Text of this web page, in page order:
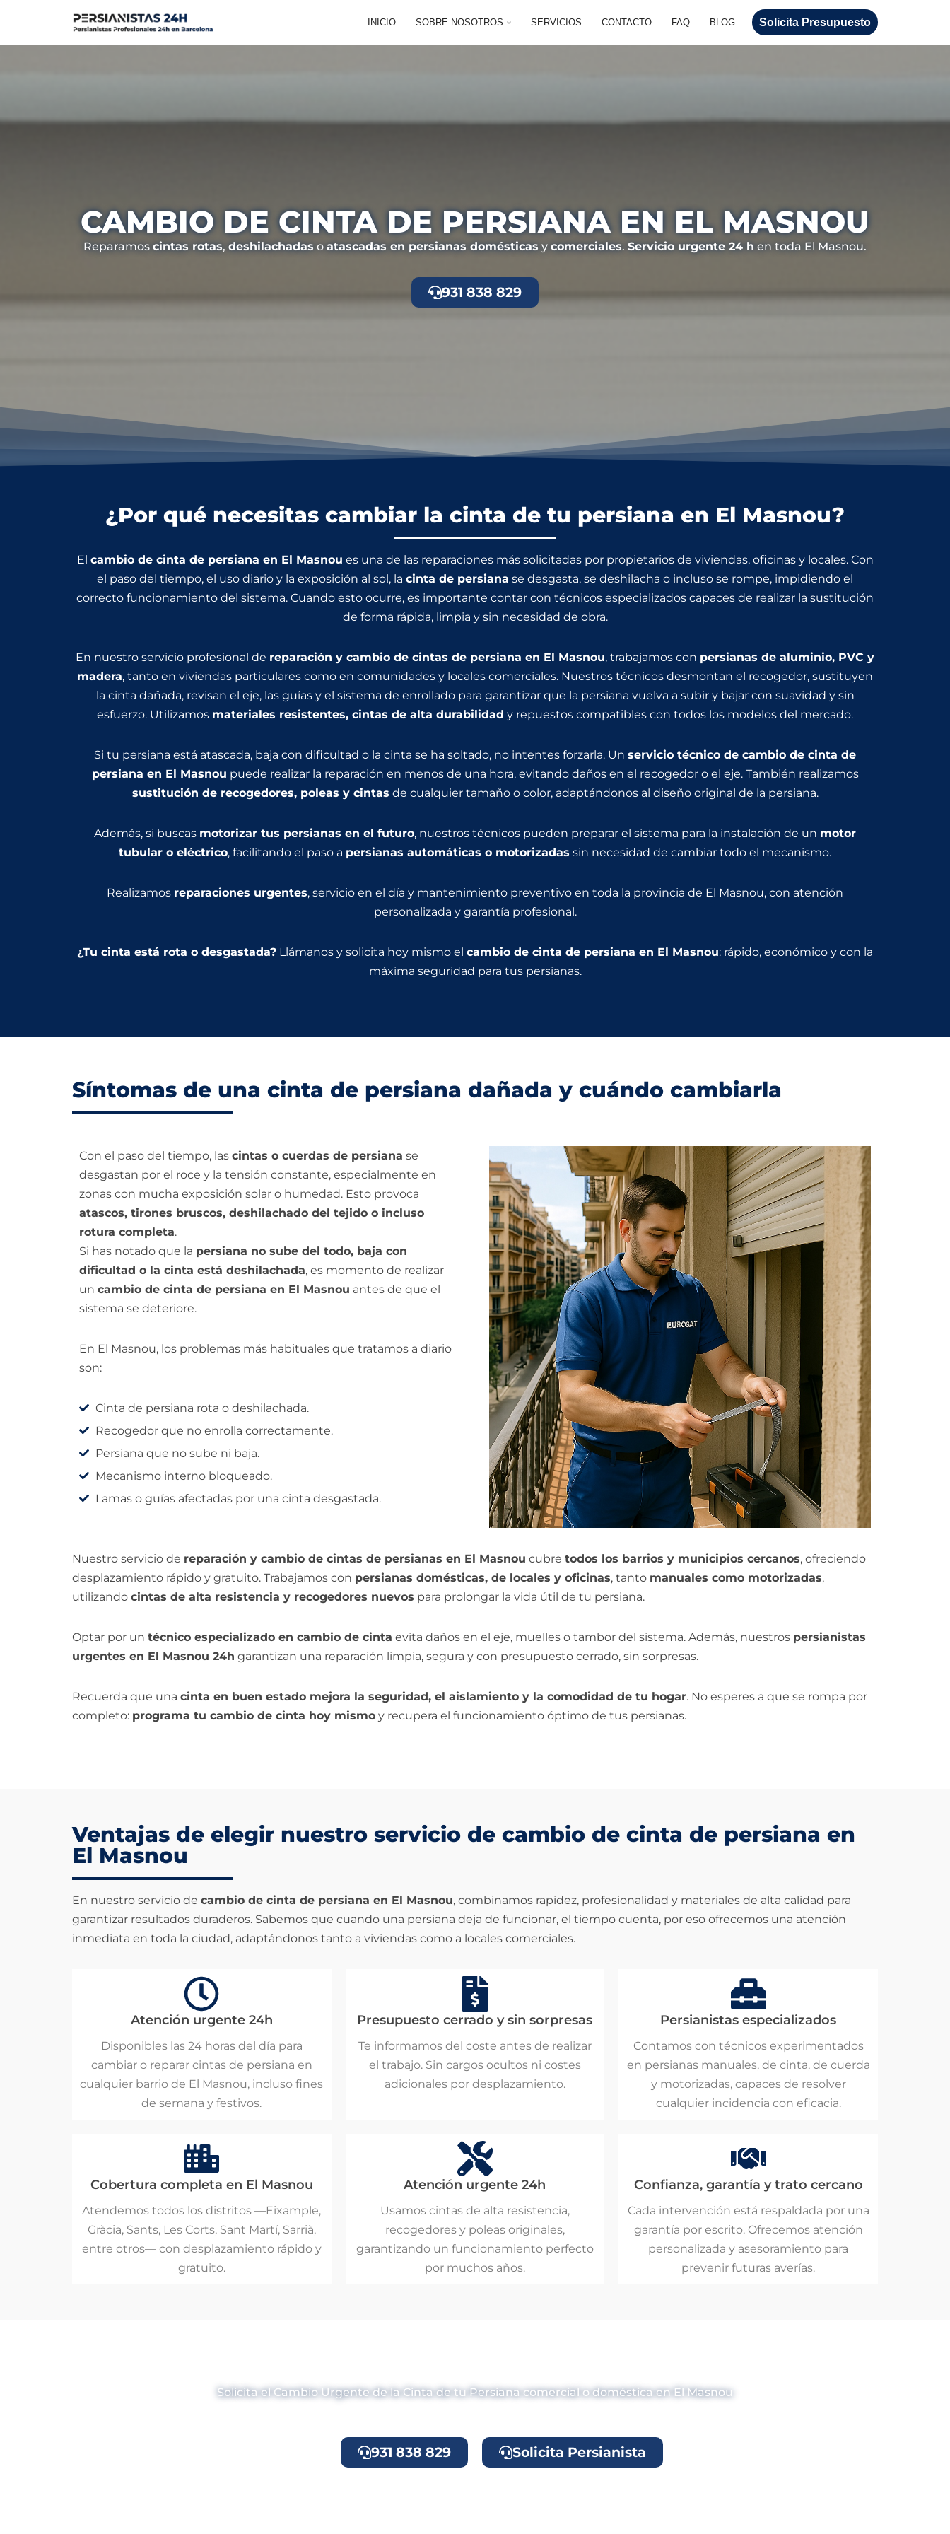
INICIO SOBRE NOSOTROS SERVICIOS CONTACTO FAQ BLOG Solicita Presupuesto
CAMBIO DE CINTA DE PERSIANA EN EL MASNOU
Reparamos cintas rotas, deshilachadas o atascadas en persianas domésticas y comerciales. Servicio urgente 24 h en toda El Masnou.
931 838 829
¿Por qué necesitas cambiar la cinta de tu persiana en El Masnou?
El cambio de cinta de persiana en El Masnou es una de las reparaciones más solicitadas por propietarios de viviendas, oficinas y locales. Con
el paso del tiempo, el uso diario y la exposición al sol, la cinta de persiana se desgasta, se deshilacha o incluso se rompe, impidiendo el
correcto funcionamiento del sistema. Cuando esto ocurre, es importante contar con técnicos especializados capaces de realizar la sustitución
de forma rápida, limpia y sin necesidad de obra.
En nuestro servicio profesional de reparación y cambio de cintas de persiana en El Masnou, trabajamos con persianas de aluminio, PVC y
madera, tanto en viviendas particulares como en comunidades y locales comerciales. Nuestros técnicos desmontan el recogedor, sustituyen
la cinta dañada, revisan el eje, las guías y el sistema de enrollado para garantizar que la persiana vuelva a subir y bajar con suavidad y sin
esfuerzo. Utilizamos materiales resistentes, cintas de alta durabilidad y repuestos compatibles con todos los modelos del mercado.
Si tu persiana está atascada, baja con dificultad o la cinta se ha soltado, no intentes forzarla. Un servicio técnico de cambio de cinta de
persiana en El Masnou puede realizar la reparación en menos de una hora, evitando daños en el recogedor o el eje. También realizamos
sustitución de recogedores, poleas y cintas de cualquier tamaño o color, adaptándonos al diseño original de la persiana.
Además, si buscas motorizar tus persianas en el futuro, nuestros técnicos pueden preparar el sistema para la instalación de un motor
tubular o eléctrico, facilitando el paso a persianas automáticas o motorizadas sin necesidad de cambiar todo el mecanismo.
Realizamos reparaciones urgentes, servicio en el día y mantenimiento preventivo en toda la provincia de El Masnou, con atención
personalizada y garantía profesional.
¿Tu cinta está rota o desgastada? Llámanos y solicita hoy mismo el cambio de cinta de persiana en El Masnou: rápido, económico y con la
máxima seguridad para tus persianas.
Síntomas de una cinta de persiana dañada y cuándo cambiarla
Con el paso del tiempo, las cintas o cuerdas de persiana se
desgastan por el roce y la tensión constante, especialmente en
zonas con mucha exposición solar o humedad. Esto provoca
atascos, tirones bruscos, deshilachado del tejido o incluso
rotura completa.
Si has notado que la persiana no sube del todo, baja con
dificultad o la cinta está deshilachada, es momento de realizar
un cambio de cinta de persiana en El Masnou antes de que el
sistema se deteriore.
En El Masnou, los problemas más habituales que tratamos a diario
son:
Cinta de persiana rota o deshilachada.
Recogedor que no enrolla correctamente.
Persiana que no sube ni baja.
Mecanismo interno bloqueado.
Lamas o guías afectadas por una cinta desgastada.
Nuestro servicio de reparación y cambio de cintas de persianas en El Masnou cubre todos los barrios y municipios cercanos, ofreciendo
desplazamiento rápido y gratuito. Trabajamos con persianas domésticas, de locales y oficinas, tanto manuales como motorizadas,
utilizando cintas de alta resistencia y recogedores nuevos para prolongar la vida útil de tu persiana.
Optar por un técnico especializado en cambio de cinta evita daños en el eje, muelles o tambor del sistema. Además, nuestros persianistas
urgentes en El Masnou 24h garantizan una reparación limpia, segura y con presupuesto cerrado, sin sorpresas.
Recuerda que una cinta en buen estado mejora la seguridad, el aislamiento y la comodidad de tu hogar. No esperes a que se rompa por
completo: programa tu cambio de cinta hoy mismo y recupera el funcionamiento óptimo de tus persianas.
Ventajas de elegir nuestro servicio de cambio de cinta de persiana en
El Masnou
En nuestro servicio de cambio de cinta de persiana en El Masnou, combinamos rapidez, profesionalidad y materiales de alta calidad para
garantizar resultados duraderos. Sabemos que cuando una persiana deja de funcionar, el tiempo cuenta, por eso ofrecemos una atención
inmediata en toda la ciudad, adaptándonos tanto a viviendas como a locales comerciales.
Atención urgente 24h
Disponibles las 24 horas del día para
cambiar o reparar cintas de persiana en
cualquier barrio de El Masnou, incluso fines
de semana y festivos.
Presupuesto cerrado y sin sorpresas
Te informamos del coste antes de realizar
el trabajo. Sin cargos ocultos ni costes
adicionales por desplazamiento.
Persianistas especializados
Contamos con técnicos experimentados
en persianas manuales, de cinta, de cuerda
y motorizadas, capaces de resolver
cualquier incidencia con eficacia.
Cobertura completa en El Masnou
Atendemos todos los distritos —Eixample,
Gràcia, Sants, Les Corts, Sant Martí, Sarrià,
entre otros— con desplazamiento rápido y
gratuito.
Atención urgente 24h
Usamos cintas de alta resistencia,
recogedores y poleas originales,
garantizando un funcionamiento perfecto
por muchos años.
Confianza, garantía y trato cercano
Cada intervención está respaldada por una
garantía por escrito. Ofrecemos atención
personalizada y asesoramiento para
prevenir futuras averías.
Solicita el Cambio Urgente de la Cinta de tu Persiana comercial o doméstica en El Masnou
931 838 829 Solicita Persianista